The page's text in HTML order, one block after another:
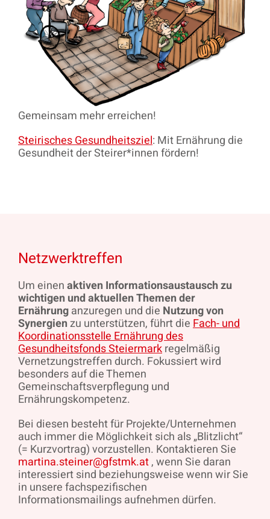
Gemeinsam mehr erreichen!
Steirisches Gesundheitsziel: Mit Ernährung die
Gesundheit der Steirer*innen fördern!
Netzwerktreffen
Um einenaktiven Informationsaustausch zu
wichtigen und aktuellen Themen der
Ernährunganzuregen und die Nutzung von
Synergienzu unterstützen, führt dieFach- und
Koordinationsstelle Ernährung des
Gesundheitsfonds Steiermarkregelmäßig
Vernetzungstreffen durch. Fokussiert wird
besonders auf die Themen
Gemeinschaftsverpflegung und
Ernährungskompetenz.
Bei diesen besteht für Projekte/Unternehmen
auch immer die Möglichkeit sich als „Blitzlicht“
(= Kurzvortrag) vorzustellen. Kontaktieren Sie
martina.steiner@gfstmk.at, wenn Sie daran
interessiert sind beziehungsweise wenn wir Sie
in unsere fachspezifischen
Informationsmailings aufnehmen dürfen.